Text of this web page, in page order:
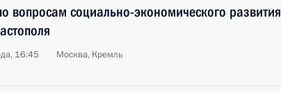
вопросам социально-экономического развития
16:45 Москва, Кремль